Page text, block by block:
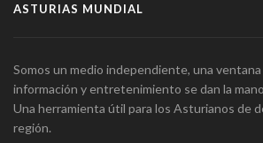
ASTURIAS MUNDIAL
Somos un medio independiente, una ventana
información y entretenimiento se dan la
Una herramienta útil para los Asturianos de
región.